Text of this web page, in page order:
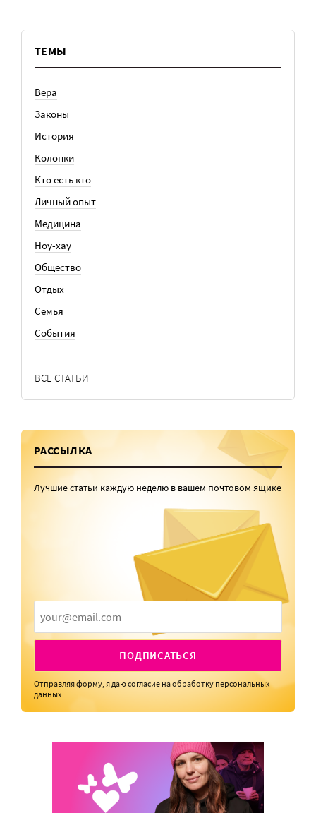
ТЕМЫ
Вера
Законы
История
Колонки
Кто есть кто
Личный опыт
Медицина
Ноу-хау
Общество
Отдых
Семья
События
ВСЕ СТАТЬИ
РАССЫЛКА
Лучшие статьи каждую неделю в вашем почтовом ящике
ПОДПИСАТЬСЯ
Отправляя форму, я даюсогласие на обработку персональных
данных